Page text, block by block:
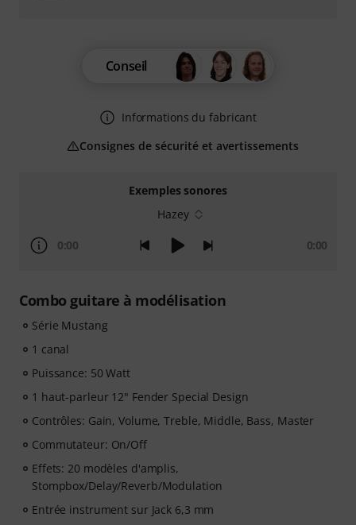
Exemples sonores
Hazey
0:00 0:00
Combo guitare à modélisation
Série Mustang
1 canal
Puissance: 50 Watt
1 haut-parleur 12" Fender Special Design
Contrôles: Gain, Volume, Treble, Middle, Bass, Master
Commutateur: On/Off
Effets: 20 modèles d'amplis,
Stompbox/Delay/Reverb/Modulation
Entrée instrument sur Jack 6,3 mm
Conseil
Informations du fabricant
Consignes de sécurité et avertissements